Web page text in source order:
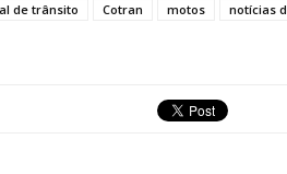
de trânsito Cotran motos notícias